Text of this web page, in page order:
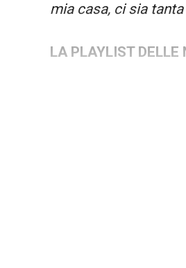
mia casa, ci sia
LA PLAYLIST DELLE